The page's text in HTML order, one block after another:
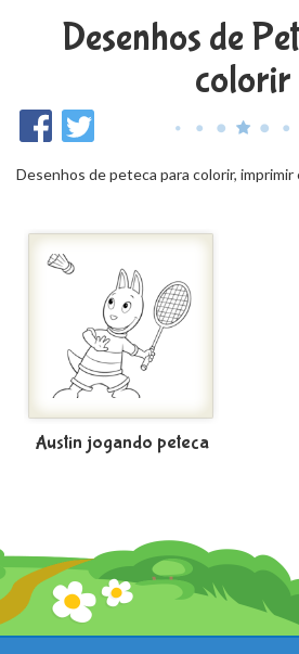
Desenhos de
colorir
Desenhos de peteca para colorir, imprimir
Austin jogando peteca